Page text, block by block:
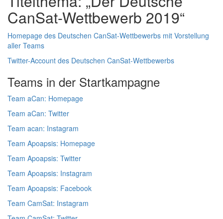
CanSat-Wettbewerb 2019“
Homepage des Deutschen CanSat-Wettbewerbs mit Vorstellung
aller Teams
Twitter-Account des Deutschen CanSat-Wettbewerbs
Teams in der Startkampagne
Team aCan: Homepage
Team aCan: Twitter
Team acan: Instagram
Team Apoapsis: Homepage
Team Apoapsis: Twitter
Team Apoapsis: Instagram
Team Apoapsis: Facebook
Team CamSat: Instagram